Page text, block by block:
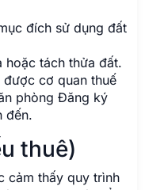
đích sử dụng đất
hoặc tách thửa đất.
được cơ quan thuế
phòng Đăng ký
đến.
thuê)
cảm thấy quy trình